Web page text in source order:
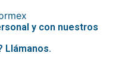
y con nuestros
Llámanos.